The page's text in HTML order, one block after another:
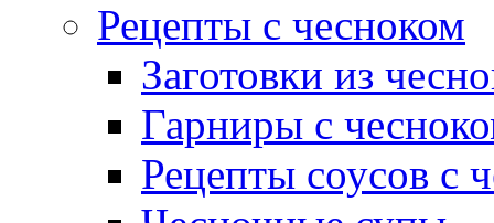
Рецепты с чесноком
Заготовки из
Гарниры с
Рецепты соусов с